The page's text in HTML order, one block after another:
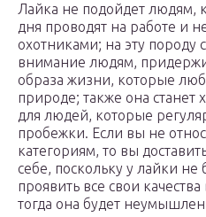
Лайка не подойдет людям,
дня проводят на работе и
охотниками; на эту породу
внимание людям,
образа жизни, которые
природе; также она
для людей, которые
пробежки. Если вы не
категориям, то вы
себе, поскольку у лайки не
проявить все свои
тогда она будет